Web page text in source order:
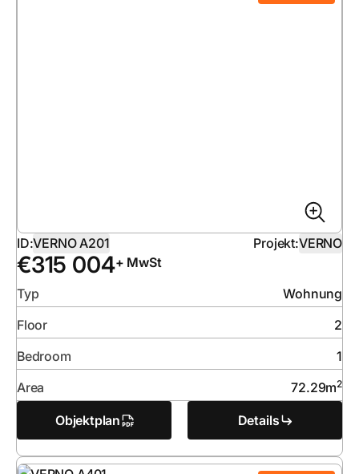
ID:VERNO A201 Projekt:VERNO
€315 004+ MwSt
Typ
Wohnung
Floor
2
Bedroom
1
Area
72.29m2
Objektplan Details